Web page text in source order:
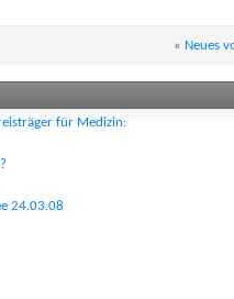
« Neues
für Medizin:
24.03.08